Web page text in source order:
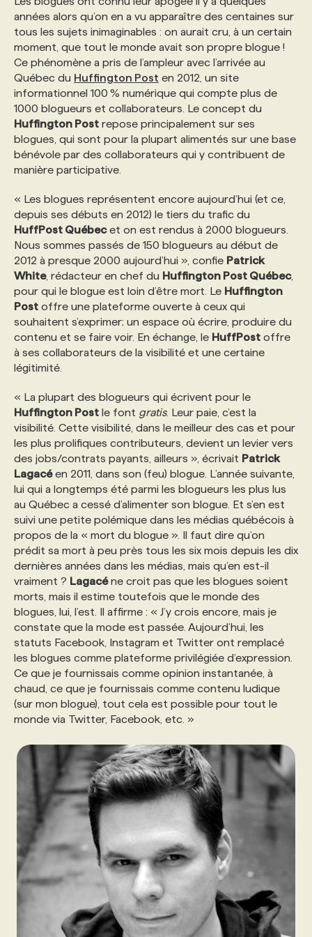
PROGRAMMES DE SUBVENTIONS
FAQ
ANNONCEZ AVEC NOUS
années alors qu’on en a vu apparaître des centaines sur
tous les sujets inimaginables : on aurait cru, à un certain
moment, que tout le monde avait son propre blogue !
Ce phénomène a pris de l’ampleur avec l’arrivée au
Québec du Huffington Post en 2012, un site
informationnel 100 % numérique qui compte plus de
1000 blogueurs et collaborateurs. Le concept du
Huffington Post repose principalement sur ses
blogues, qui sont pour la plupart alimentés sur une base
bénévole par des collaborateurs qui y contribuent de
manière participative.
« Les blogues représentent encore aujourd’hui (et ce,
depuis ses débuts en 2012) le tiers du trafic du
HuffPost Québecet on est rendus à 2000 blogueurs.
Nous sommes passés de 150 blogueurs au début de
2012 à presque 2000 aujourd’hui », confie Patrick
White, rédacteur en chef du Huffington Post Québec,
pour qui le blogue est loin d’être mort. Le Huffington
Post offre une plateforme ouverte à ceux qui
souhaitent s’exprimer; un espace où écrire, produire du
contenu et se faire voir. En échange, le HuffPost offre
à ses collaborateurs de la visibilité et une certaine
légitimité.
« La plupart des blogueurs qui écrivent pour le
Huffington Post le font gratis. Leur paie, c’est la
visibilité. Cette visibilité, dans le meilleur des cas et pour
les plus prolifiques contributeurs, devient un levier vers
des jobs/contrats payants, ailleurs », écrivait Patrick
Lagacéen 2011, dans son (feu) blogue. L’année suivante,
lui qui a longtemps été parmi les blogueurs les plus lus
au Québec a cessé d’alimenter son blogue. Et s’en est
suivi une petite polémique dans les médias québécois à
propos de la « mort du blogue ». Il faut dire qu’on
prédit sa mort à peu près tous les six mois depuis les dix
dernières années dans les médias, mais qu’en est-il
vraiment ? Lagacéne croit pas que les blogues soient
morts, mais il estime toutefois que le monde des
blogues, lui, l’est. Il affirme : « J’y crois encore, mais je
constate que la mode est passée. Aujourd’hui, les
statuts Facebook, Instagram et Twitter ont remplacé
les blogues comme plateforme privilégiée d’expression.
Ce que je fournissais comme opinion instantanée, à
chaud, ce que je fournissais comme contenu ludique
(sur mon blogue), tout cela est possible pour tout le
monde via Twitter, Facebook, etc. »